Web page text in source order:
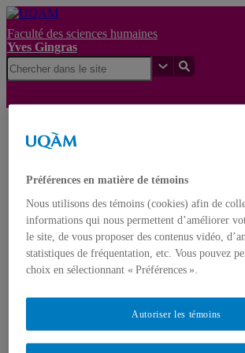
Faculté des sciences humaines
Yves Gingras
UQAM
Français
English
Accueil
À propos d’Yves Gingras
Biographie
Nominations
Livres
Monographies
Préférences en matière de témoins
Nous utilisons des témoins (cookies) afin de
informations qui nous permettent d’améliorer
le site, de vous proposer des contenus vidéo,
statistiques de fréquentation, etc. Vous pouvez
choix en sélectionnant « Préférences ».
Autoriser les témoins